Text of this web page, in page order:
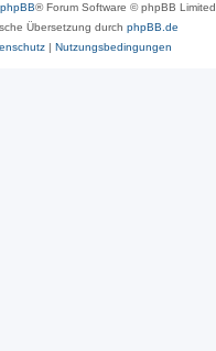
phpBB® Forum Software © phpBB Limited
Übersetzung durch phpBB.de
| Nutzungsbedingungen